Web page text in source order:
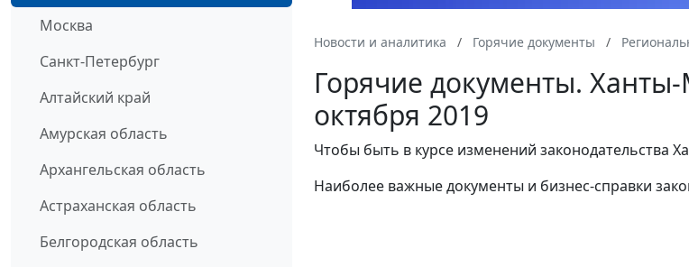
Москва
Санкт-Петербург
Алтайский край
Амурская область
Архангельская область
Астраханская область
Белгородская область
Новости и аналитика Горячие документы
Горячие документы.
октября 2019
Чтобы быть в курсе изменений
Наиболее важные документы и бизнес-справки